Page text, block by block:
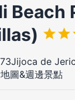
Beach
de
圖&週邊景點